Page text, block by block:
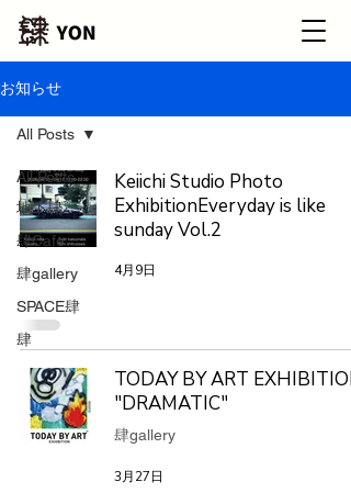
お知らせ
All Posts
地下肆
肆Cafe
肆gallery
SPACE肆
肆
All Posts
Keiichi Studio Photo
ExhibitionEveryday is like
sunday Vol.2
4月9日
TODAY BY ART EXHIBITION
"DRAMATIC"
肆gallery
3月27日